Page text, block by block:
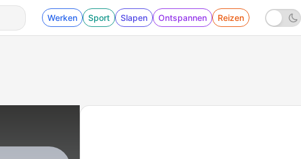
Werken Sport Slapen Ontspannen Reizen